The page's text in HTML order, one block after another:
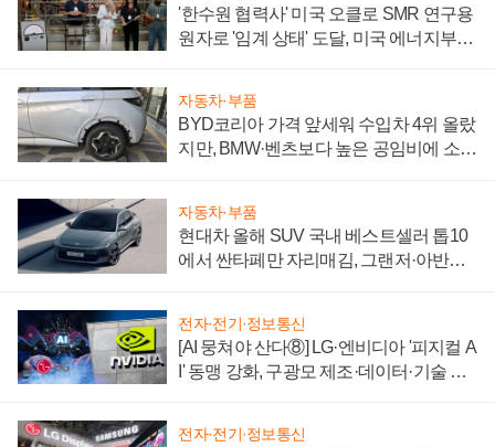
'한수원 협력사' 미국 오클로 SMR 연구용
원자로 '임계 상태' 도달, 미국 에너지부
자동차·부품
BYD코리아 가격 앞세워 수입차 4위 올랐
지만, BMW·벤츠보다 높은 공임비에 소비
자동차·부품
현대차 올해 SUV 국내 베스트셀러 톱10
에서 싼타페만 자리매김, 그랜저·아반떼
전자·전기·정보통신
[AI 뭉쳐야 산다⑧] LG·엔비디아 '피지컬 A
I' 동맹 강화, 구광모 제조·데이터·기술 결
전자·전기·정보통신